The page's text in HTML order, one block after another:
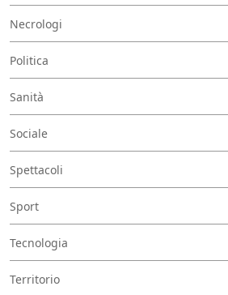
Necrologi
Politica
Sanità
Sociale
Spettacoli
Sport
Tecnologia
Territorio